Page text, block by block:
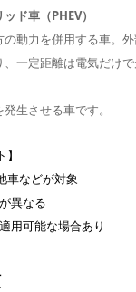
ド車（PHEV）
動力を併用する車。
一定距離は電気だけで
生させる車です。
車などが対象
異なる
用可能な場合あり